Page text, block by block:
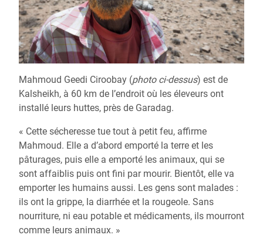
Mahmoud Geedi Ciroobay (photo ci-dessus) est de
Kalsheikh, à 60 km de l’endroit où les éleveurs ont
installé leurs huttes, près de Garadag.
« Cette sécheresse tue tout à petit feu, affirme
Mahmoud. Elle a d’abord emporté la terre et les
pâturages, puis elle a emporté les animaux, qui se
sont affaiblis puis ont fini par mourir. Bientôt, elle va
emporter les humains aussi. Les gens sont malades :
ils ont la grippe, la diarrhée et la rougeole. Sans
nourriture, ni eau potable et médicaments, ils mourront
comme leurs animaux. »